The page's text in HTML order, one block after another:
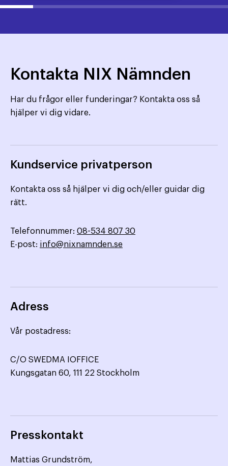
Kontakta NIX Nämnden
Har du frågor eller funderingar? Kontakta oss så
hjälper vi dig vidare.
Kundservice privatperson
Kontakta oss så hjälper vi dig och/eller guidar dig
rätt.
Telefonnummer: 08-534 807 30
E-post: info@nixnamnden.se
Adress
Vår postadress:
C/O SWEDMA IOFFICE
Kungsgatan 60, 111 22 Stockholm
Presskontakt
Mattias Grundström,